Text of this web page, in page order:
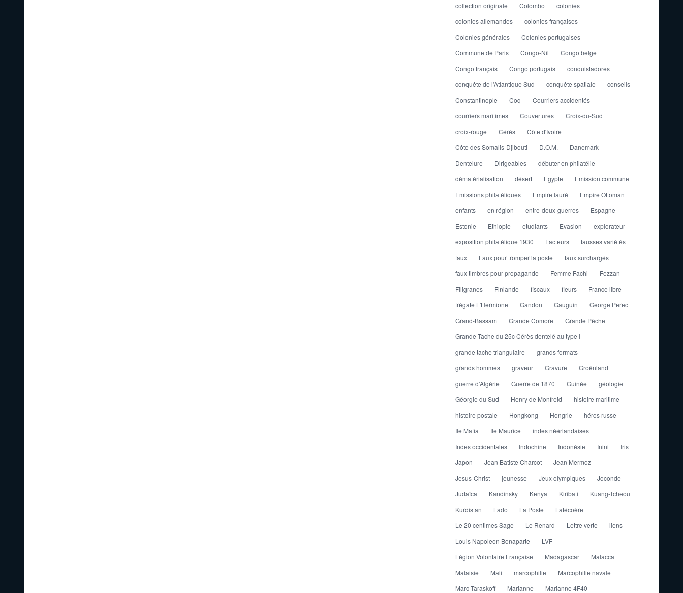
collection originale
Colombo
colonies
colonies allemandes
colonies françaises
Colonies générales
Colonies portugaises
Commune de Paris
Congo-Nil
Congo belge
Congo français
Congo portugais
conquistadores
conquête de l'Atlantique Sud
conquête spatiale
conseils
Constantinople
Coq
Courriers accidentés
courriers maritimes
Couvertures
Croix-du-Sud
croix-rouge
Cérès
Côte d'Ivoire
Côte des Somalis-Djibouti
D.O.M.
Danemark
Dentelure
Dirigeables
débuter en philatélie
dématérialisation
désert Egypte
Emission commune
Emissions philatéliques
Empire lauré
Empire Ottoman
enfants
en région entre-deux-guerres
Espagne
Estonie
Ethiopie etudiants Evasion
explorateur
exposition philatélique 1930
Facteurs
fausses variétés
faux
Faux pour tromper la poste
faux surchargés
faux timbres pour propagande
Femme Fachi
Fezzan
Filigranes
Finlande fiscaux fleurs
France libre
frégate L'Hermione
Gandon Gauguin
George Perec
Grand-Bassam
Grande Comore
Grande Pêche
Grande Tache du 25c Cérès dentelé au type I
grande tache triangulaire
grands formats
grands hommes
graveur Gravure
Groënland
guerre d'Algérie
Guerre de 1870 Guinée
géologie
Géorgie du Sud
Henry de Monfreid
histoire maritime
histoire postale
Hongkong Hongrie
héros russe
Ile Mafia
Ile Maurice
indes néérlandaises
Indes occidentales
Indochine Indonésie Inini
Iris
Japon
Jean Batiste Charcot
Jean Mermoz
Jesus-Christ
jeunesse Jeux olympiques
Joconde
Judaïca
Kandinsky Kenya Kiribati
Kuang-Tcheou
Kurdistan
Lado La Poste
Latécoère
Le 20 centimes Sage
Le Renard Lettre verte
liens
Louis Napoleon Bonaparte
LVF
Légion Volontaire Française
Madagascar
Malacca
Malaisie
Mali marcophilie
Marcophilie navale
Marc Taraskoff
Marianne
Marianne 4F40